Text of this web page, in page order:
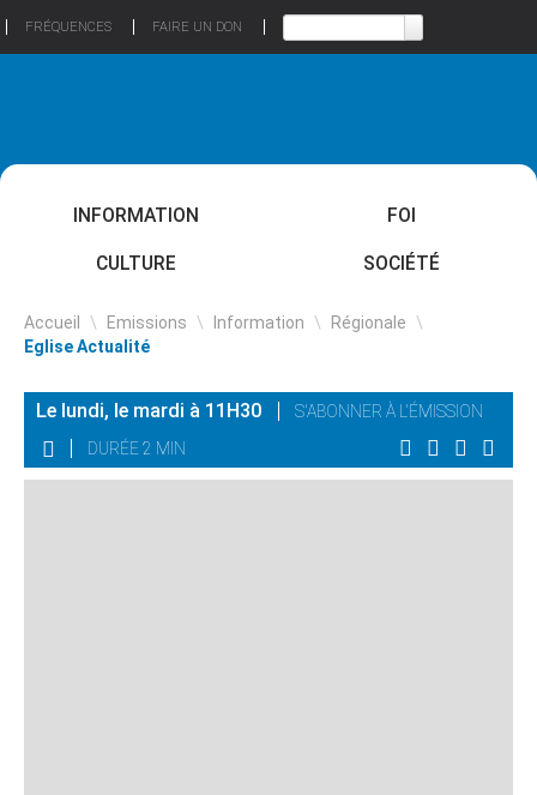
FRÉQUENCES FAIRE UN DON
INFORMATION FOI
CULTURE SOCIÉTÉ
Accueil \ Emissions \ Information \ Régionale \
Eglise Actualité
Le lundi, le mardi à 11H30
S'ABONNER À L'ÉMISSION
DURÉE 2 MIN